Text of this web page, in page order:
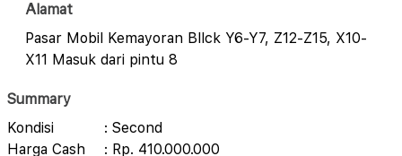
Alamat
Pasar Mobil Kemayoran Bllck Y6-Y7, Z12-Z15, X10-
X11 Masuk dari pintu 8
Summary
Kondisi
: Second
Harga Cash
: Rp. 410.000.000